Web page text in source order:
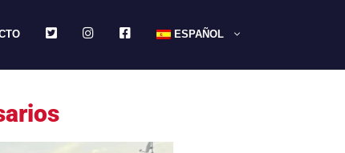
TWITTERINSTAGRAMFACEBOOKESPAÑOL